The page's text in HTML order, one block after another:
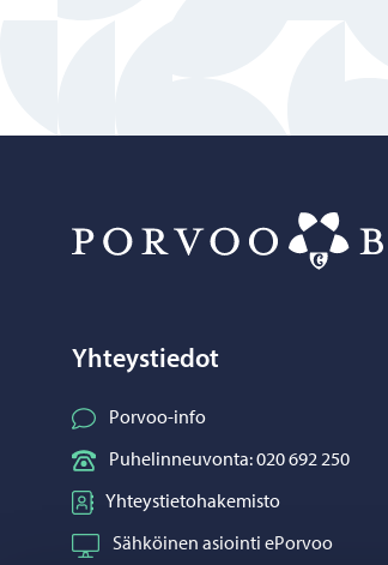
Yhteystiedot
Porvoo-info
Puhelinneuvonta: 020 692 250
Yhteystietohakemisto
Sähköinen asiointi ePorvoo